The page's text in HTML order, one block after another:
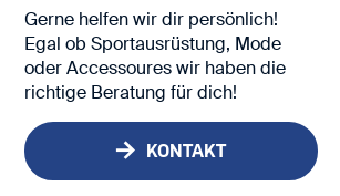
Gerne helfen wir dir persönlich!
Egal ob Sportausrüstung, Mode
oder Accessoures wir haben die
richtige Beratung für dich!
KONTAKT